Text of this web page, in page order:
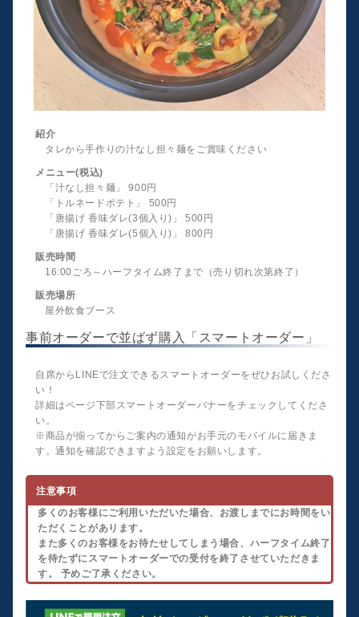
紹介
タレから手作りの汁なし担々麺をご賞味ください
メニュー(税込)
「汁なし担々麺」 900円
「トルネードポテト」 500円
「唐揚げ 香味ダレ(3個入り)」 500円
「唐揚げ 香味ダレ(5個入り)」 800円
販売時間
16:00ごろ～ハーフタイム終了まで（売り切れ次第終了）
販売場所
屋外飲食ブース
事前オーダーで並ばず購入「スマートオーダー」
自席からLINEで注文できるスマートオーダーをぜひお試しくださ
い！
詳細はページ下部スマートオーダーバナーをチェックしてくださ
い。
※商品が揃ってからご案内の通知がお手元のモバイルに届きま
す。通知を確認できますよう設定をお願いします。
注意事項
多くのお客様にご利用いただいた場合、お渡しまでにお時間をい
ただくことがあります。
また多くのお客様をお待たせしてしまう場合、ハーフタイム終了
を待たずにスマートオーダーでの受付を終了させていただきま
す。 予めご了承ください。